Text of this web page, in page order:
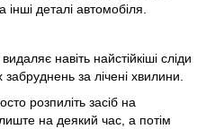
деталі автомобіля.
навіть найстійкіші сліди
забруднень за лічені хвилини.
розпиліть засіб на
на деякий час, а потім